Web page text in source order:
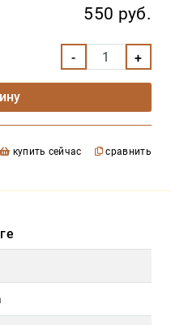
550 руб.
купить сейчас сравнить